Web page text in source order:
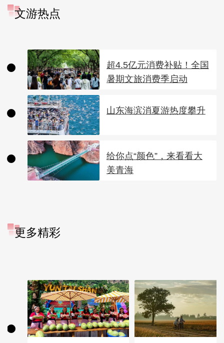
文游热点
超4.5亿元消费补贴！全国
暑期文旅消费季启动
山东海滨消夏游热度攀升
给你点“颜色”，来看看大
美青海
更多精彩